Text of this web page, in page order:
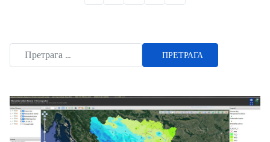
ПРЕТРАГА